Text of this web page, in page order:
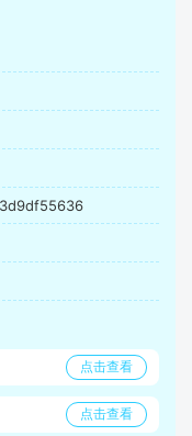
点击查看
点击查看